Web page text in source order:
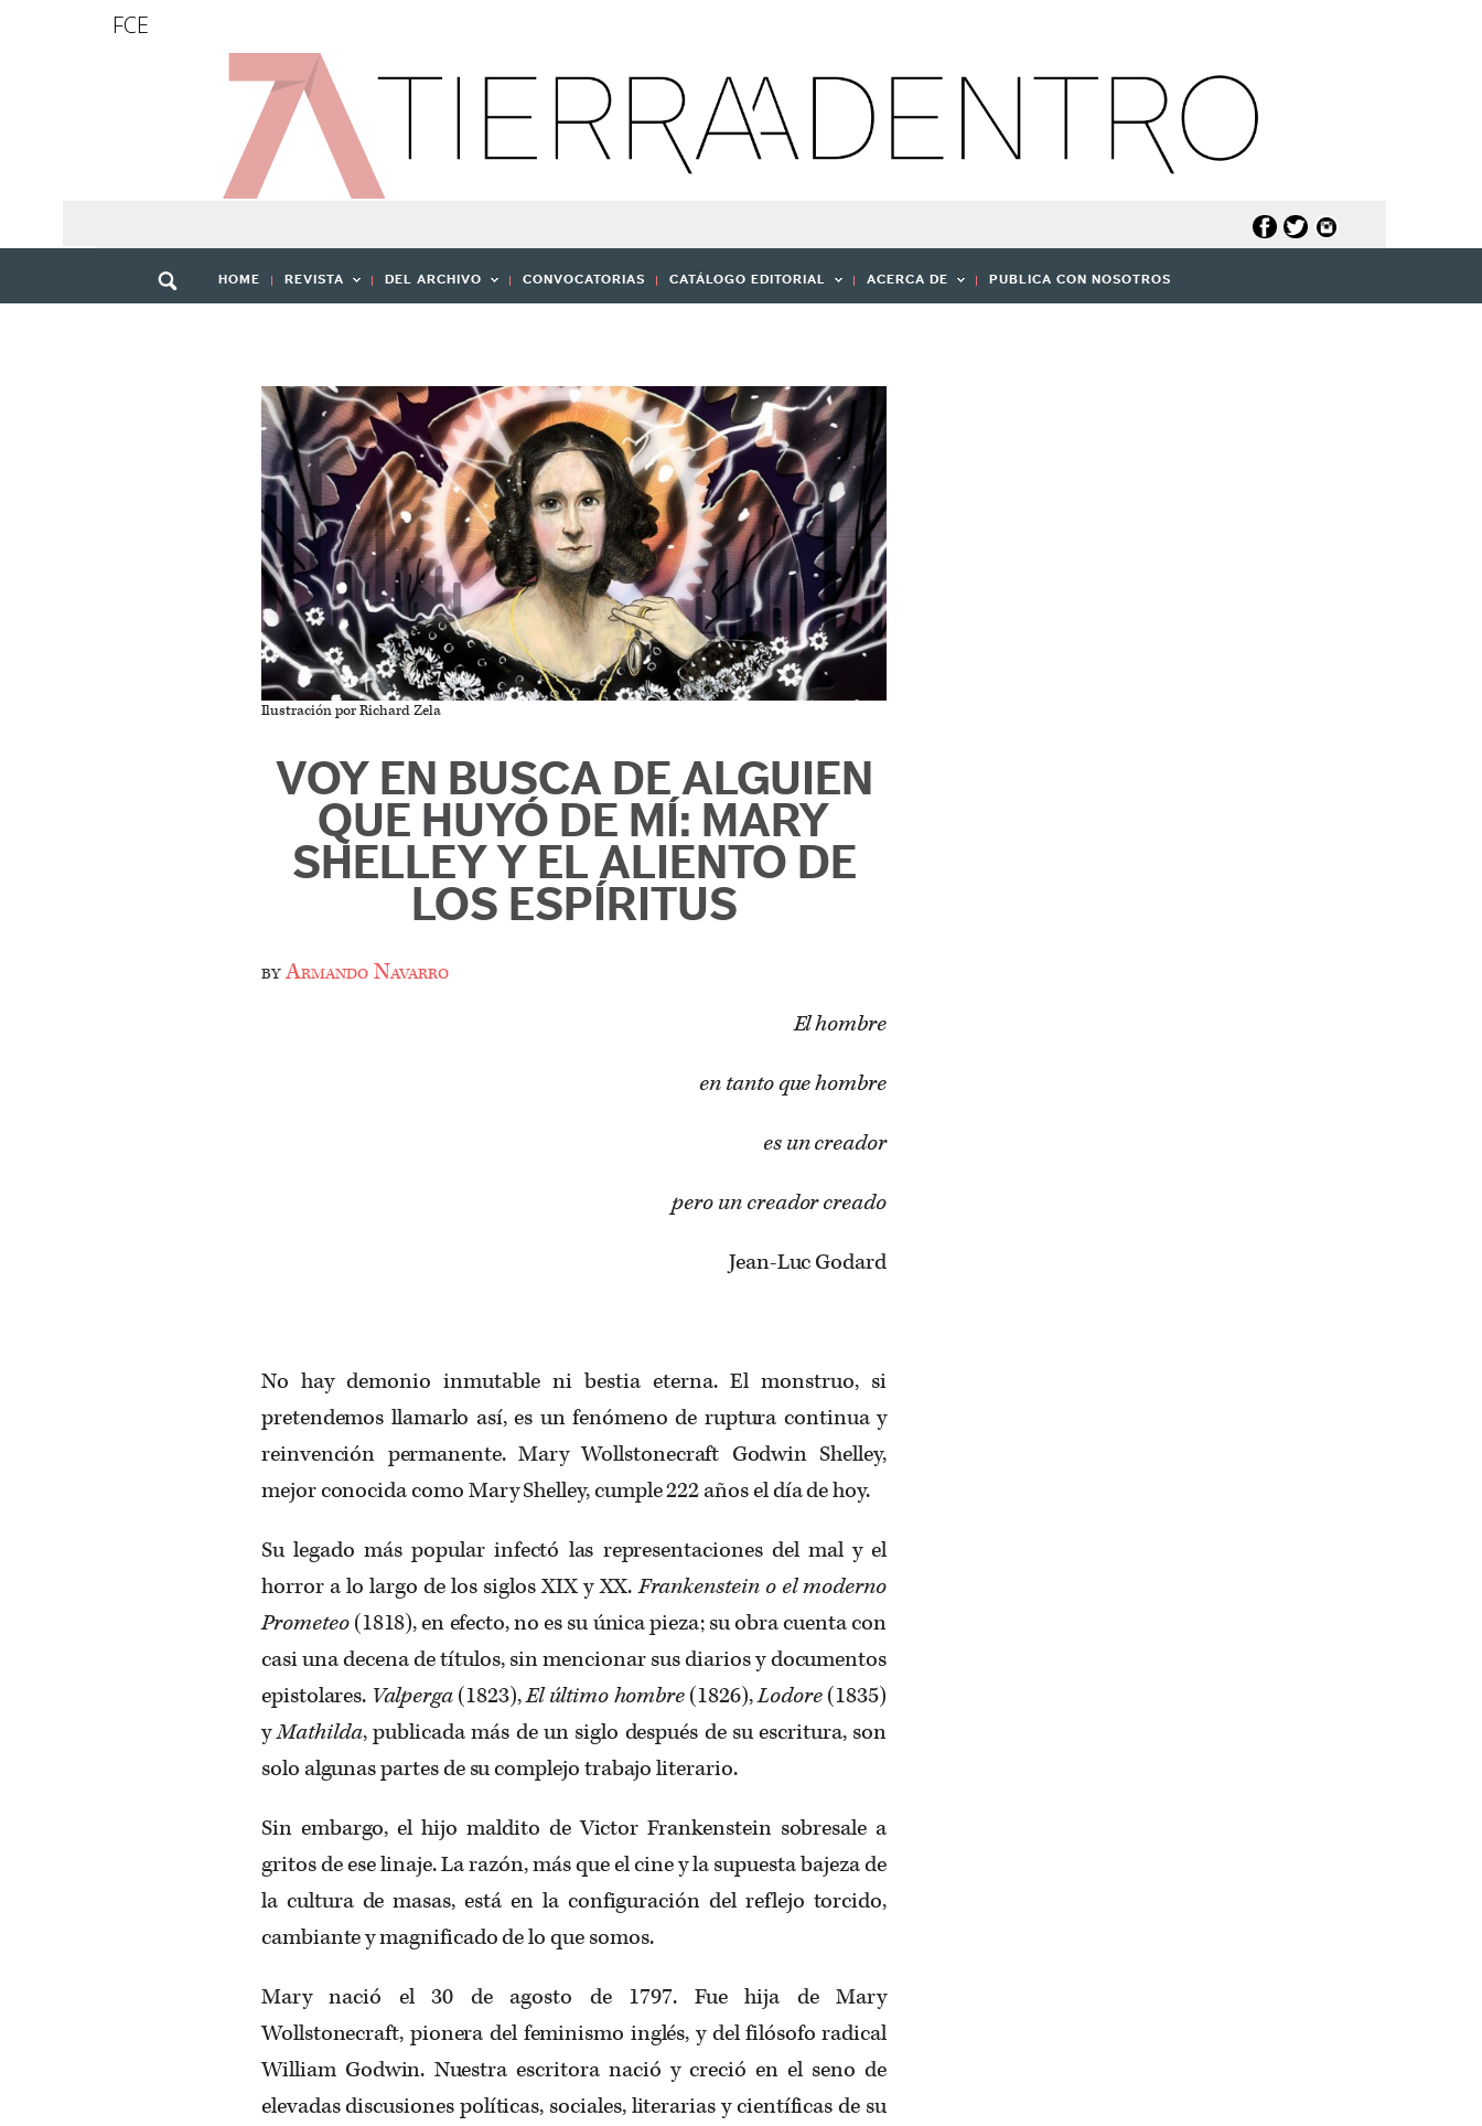
FCE
HOME REVISTA DEL ARCHIVO CONVOCATORIAS CATÁLOGO EDITORIAL ACERCA DE PUBLICA CON NOSOTROS
Ilustración por Richard Zela
VOY EN BUSCA DE ALGUIEN
QUE HUYÓ DE MÍ: MARY
SHELLEY Y EL ALIENTO DE
LOS ESPÍRITUS
byArmando Navarro
El hombre
en tanto que hombre
es un creador
pero un creador creado
Jean-Luc Godard
No hay demonio inmutable ni bestia eterna. El monstruo, si
pretendemos llamarlo así, es un fenómeno de ruptura continua y
reinvención permanente. Mary Wollstonecraft Godwin Shelley,
mejor conocida como Mary Shelley, cumple 222 años el día de hoy.
Su legado más popular infectó las representaciones del mal y el
horror a lo largo de los siglos XIX y XX.Frankenstein o el moderno
Prometeo(1818), en efecto, no es su única pieza; su obra cuenta con
casi una decena de títulos, sin mencionar sus diarios y documentos
epistolares. Valperga(1823),El último hombre(1826),Lodore(1835)
yMathilda, publicada más de un siglo después de su escritura, son
solo algunas partes de su complejo trabajo literario.
Sin embargo, el hijo maldito de Victor Frankenstein sobresale a
gritos de ese linaje. La razón, más que el cine y la supuesta bajeza de
la cultura de masas, está en la configuración del reflejo torcido,
cambiante y magnificado de lo que somos.
Mary nació el 30 de agosto de 1797. Fue hija de Mary
Wollstonecraft, pionera del feminismo inglés, y del filósofo radical
William Godwin. Nuestra escritora nació y creció en el seno de
elevadas discusiones políticas, sociales, literarias y científicas de su